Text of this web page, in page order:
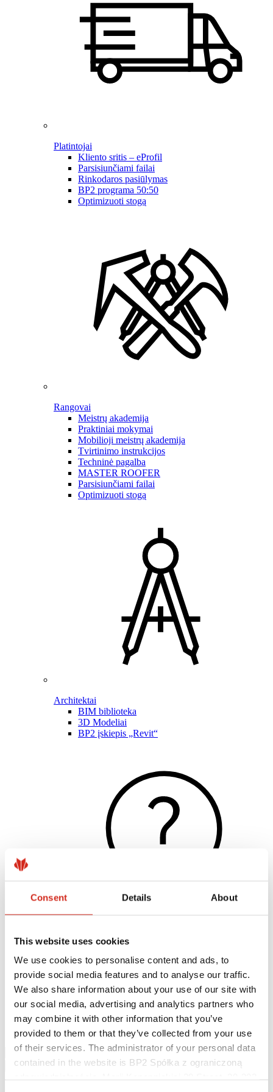
Consent Details About
This website uses cookies
We use cookies to personalise content and ads, to
provide social media features and to analyse our traffic.
We also share information about your use of our site with
our social media, advertising and analytics partners who
may combine it with other information that you’ve
provided to them or that they’ve collected from your use
of their services. The administrator of your personal data
contained in the website is BP2 Spółka z ograniczoną
Platintojai
Kliento sritis – eProfil
Parsisiunčiami failai
Rinkodaros pasiūlymas
BP2 programa 50:50
Optimizuoti stogą
Rangovai
Meistrų akademija
Praktiniai mokymai
Mobilioji meistrų akademija
Tvirtinimo instrukcijos
Techninė pagalba
MASTER ROOFER
Parsisiunčiami failai
Optimizuoti stogą
Architektai
BIM biblioteka
3D Modeliai
BP2 įskiepis „Revit“
Dangos, spalvos ir garantijos
Garantijos registravimas
Įgyvendinti projektai ir inspiracijos
Parsisiunčiami failai
Rasti rangovą
Kur įsigyti?
BIM bibliotekos
Parsisiųsti
Kontaktai